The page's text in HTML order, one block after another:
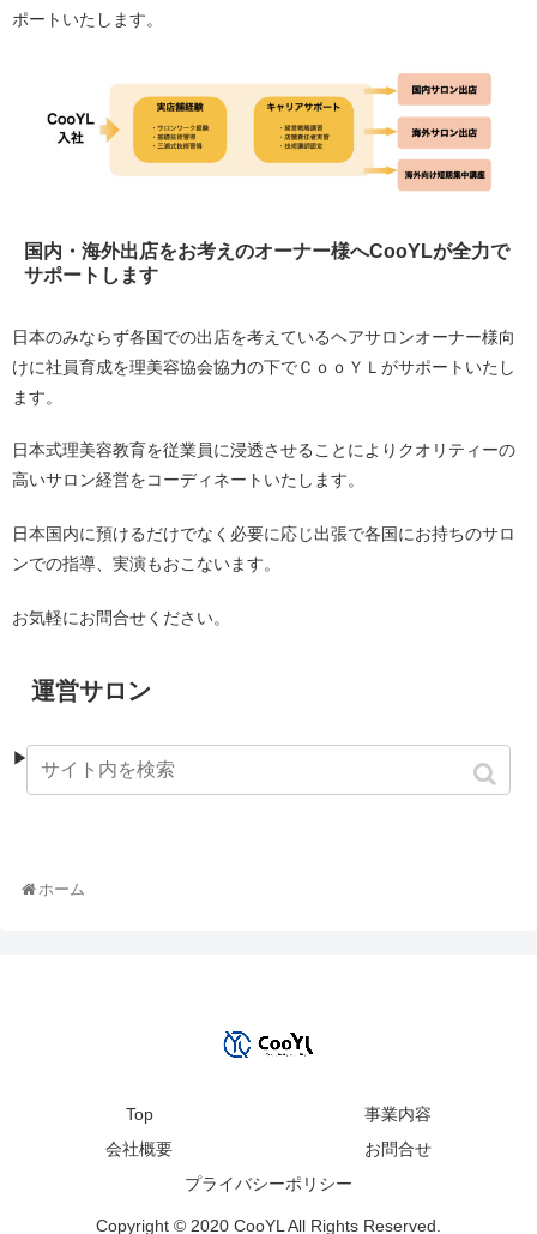
ポートいたします。
国内・海外出店をお考えのオーナー様へCooYLが全力で
サポートします
日本のみならず各国での出店を考えているヘアサロンオーナー様向
けに社員育成を理美容協会協力の下でＣｏｏＹＬがサポートいたし
ます。
日本式理美容教育を従業員に浸透させることによりクオリティーの
高いサロン経営をコーディネートいたします。
日本国内に預けるだけでなく必要に応じ出張で各国にお持ちのサロ
ンでの指導、実演もおこないます。
お気軽にお問合せください。
運営サロン
▶︎ hair studio ARUIM
ホーム
Top
事業内容
会社概要
お問合せ
プライバシーポリシー
Copyright © 2020 CooYL All Rights Reserved.